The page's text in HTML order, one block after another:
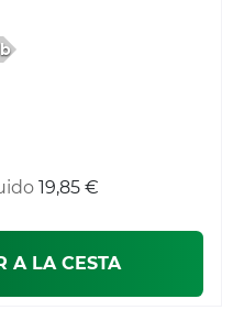
19,85 €
A LA CESTA